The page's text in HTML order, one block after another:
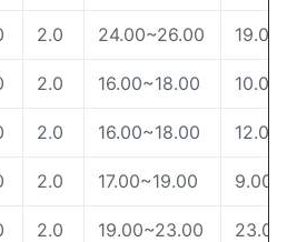
2.0 24.00~26.00
2.0 16.00~18.00
2.0 16.00~18.00
2.0 17.00~19.00
2.0 19.00~23.00